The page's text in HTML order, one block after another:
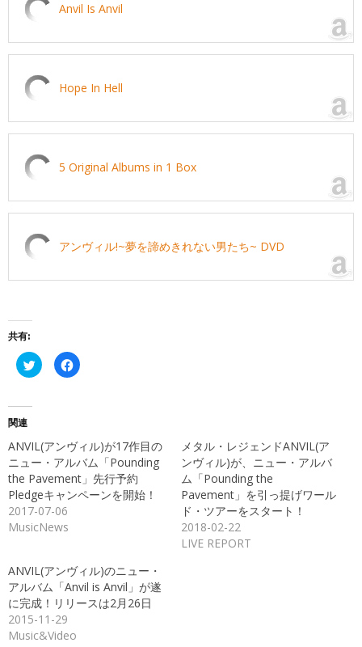
Anvil Is Anvil
Hope In Hell
5 Original Albums in 1 Box
アンヴィル!~夢を諦めきれない男たち~ DVD
共有:
ク
リ
共
有
(新
い
ィ
ン
ド
ウ
ま
す)
Facebook
で
ク
リ
ッ
ク
し
て
く
ウ
ィ
ン
ド
ウ
き
ま
関連
ANVIL(アンヴィル)が17作目の
ニュー・アルバム「Pounding
the Pavement」先行予約
Pledgeキャンペーンを開始！
2017-07-06
MusicNews
メタル・レジェンドANVIL(ア
ンヴィル)が、ニュー・アルバ
ム「Pounding the
Pavement」を引っ提げワール
ド・ツアーをスタート！
2018-02-22
LIVE REPORT
ANVIL(アンヴィル)のニュー・
アルバム「Anvil is Anvil」が遂
に完成！リリースは2月26日
2015-11-29
Music&Video